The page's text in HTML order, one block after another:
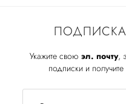
Укажите свою эл. почту,
подписки и получите